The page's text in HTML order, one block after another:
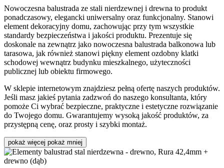
Nowoczesna balustrada ze stali nierdzewnej i drewna to produkt
ponadczasowy, elegancki uniwersalny oraz funkcjonalny. Stanowi
element dekoracyjny domu, zachowując przy tym wszystkie
standardy bezpieczeństwa i jakości produktu. Prezentuje się
doskonale na zewnątrz jako nowoczesna balustrada balkonowa lub
tarasowa, jak również stanowi piękny element ozdobny klatki
schodowej wewnątrz budynku mieszkalnego, użyteczności
publicznej lub obiektu firmowego.
W sklepie internetowym znajdziesz pełną ofertę naszych produktów.
Jeśli masz jakieś pytania zadzwoń do naszego konsultanta, który
pomoże Ci wybrać bezpieczne, praktyczne i estetyczne rozwiązanie
do Twojego domu. Gwarantujemy wysoką jakość produktów, za
przystępną cenę, oraz prosty i szybki montaż.
pokaż więcej pokaż mniej